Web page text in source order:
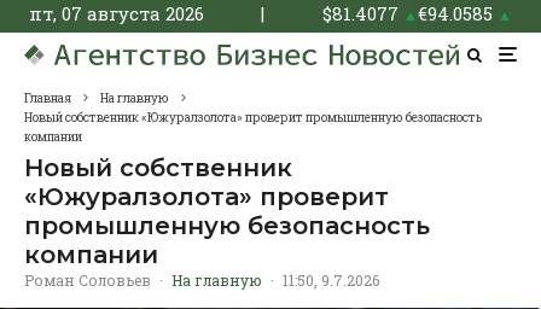
пт, 07 августа 2026 | $81.4077 ▲€94.0585 ▲
Главная
На главную
Новый собственник «Южуралзолота» проверит промышленную безопасность
компании
Новый собственник
«Южуралзолота» проверит
промышленную безопасность
компании
Роман Соловьев · На главную · 11:50, 9.7.2026